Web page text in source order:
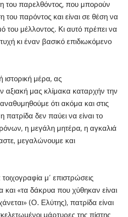
του παρελθόντος, που μπορούν
παρόντος και είναι σε θέση να
του μέλλοντος. Κι αυτό πρέπει να
κι έναν βασικό επιδιωκόμενο
ιστορική μέρα, ας
αξιακή μας κλίμακα καταρχήν την
ότι ακόμα και στις
πατρίδα δεν παύει να είναι το
η μεγάλη μητέρα, η αγκαλιά
μεγαλώνουμε και
μ’ επιστρώσεις
και «τα δάκρυα που χύθηκαν είναι
(Ο. Ελύτης), πατρίδα είναι
μάρτυρες της πίστης